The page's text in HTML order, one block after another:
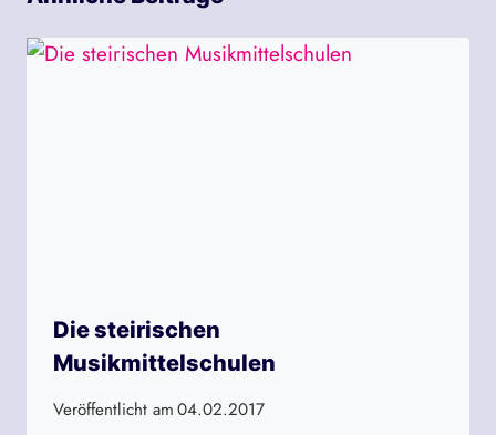
Die steirischen
Musikmittelschulen
Veröffentlicht am04.02.2017